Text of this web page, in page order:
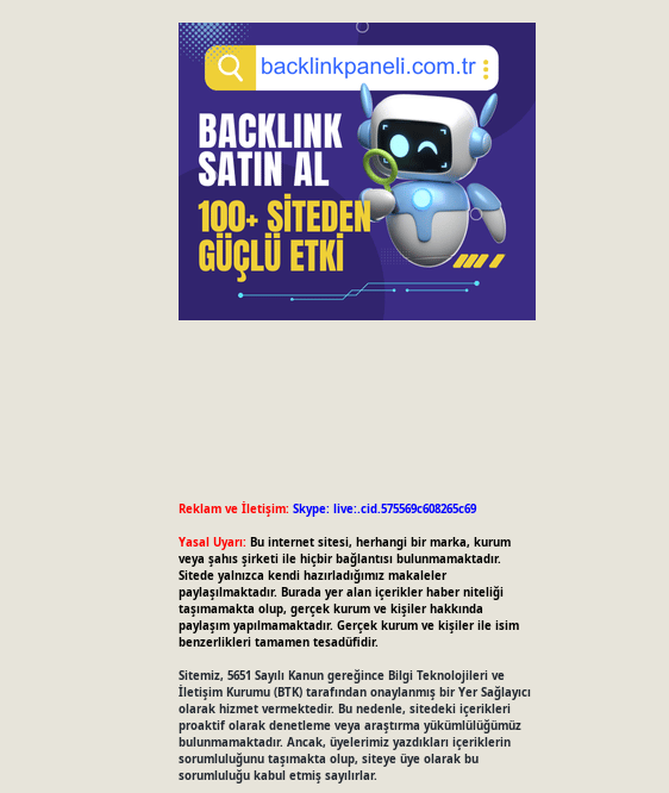
Reklam ve İletişim: Skype: live:.cid.575569c608265c69
Yasal Uyarı: Bu internet sitesi, herhangi bir marka, kurum
veya şahıs şirketi ile hiçbir bağlantısı bulunmamaktadır.
Sitede yalnızca kendi hazırladığımız makaleler
paylaşılmaktadır. Burada yer alan içerikler haber niteliği
taşımamakta olup, gerçek kurum ve kişiler hakkında
paylaşım yapılmamaktadır. Gerçek kurum ve kişiler ile isim
benzerlikleri tamamen tesadüfidir.
Sitemiz, 5651 Sayılı Kanun gereğince Bilgi Teknolojileri ve
İletişim Kurumu (BTK) tarafından onaylanmış bir Yer Sağlayıcı
olarak hizmet vermektedir. Bu nedenle, sitedeki içerikleri
proaktif olarak denetleme veya araştırma yükümlülüğümüz
bulunmamaktadır. Ancak, üyelerimiz yazdıkları içeriklerin
sorumluluğunu taşımakta olup, siteye üye olarak bu
sorumluluğu kabul etmiş sayılırlar.